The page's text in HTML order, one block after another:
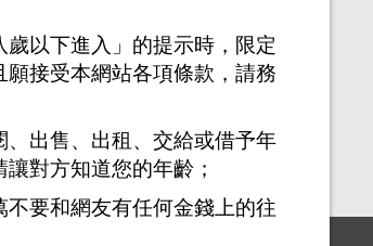
以下進入」的提示時，限定
接受本網站各項條款，請務
出售、出租、交給或借予年
對方知道您的年齡；
要和網友有任何金錢上的往